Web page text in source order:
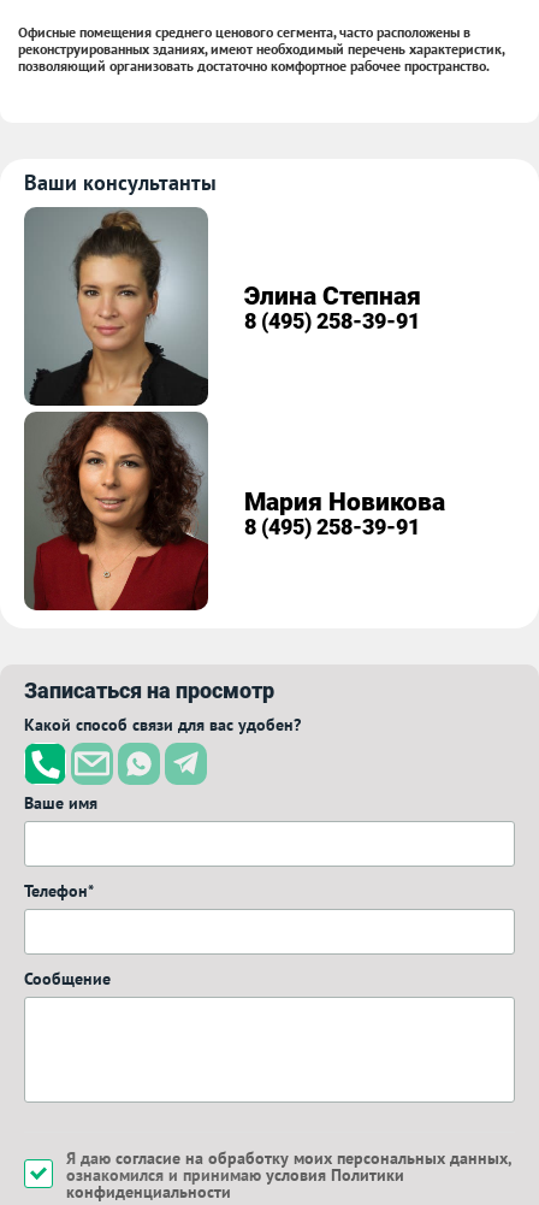
Офисные помещения среднего ценового сегмента, часто расположены в
реконструированных зданиях, имеют необходимый перечень характеристик,
позволяющий организовать достаточно комфортное рабочее пространство.
Ваши консультанты
Элина Степная
8 (495) 258-39-91
Мария Новикова
8 (495) 258-39-91
Записаться на просмотр
Какой способ связи для вас удобен?
Ваше имя
Телефон*
Сообщение
Я даю согласие на обработку моих персональных данных,
ознакомился и принимаю условия Политики
конфиденциальности